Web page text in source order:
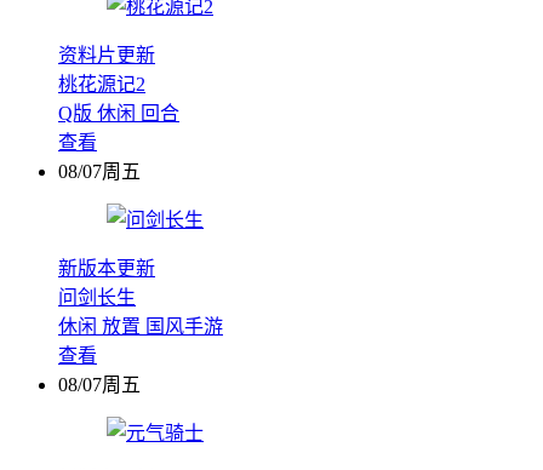
资料片更新
桃花源记2
Q版 休闲 回合
查看
08/07周五
新版本更新
问剑长生
休闲 放置 国风手游
查看
08/07周五